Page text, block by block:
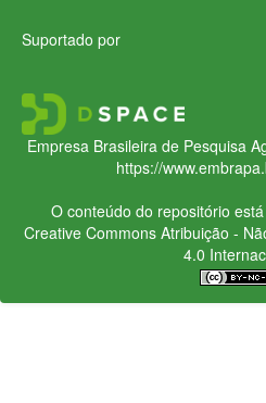
Suportado por
Empresa Brasileira de Pesquisa
https://
O conteúdo do repositório
Creative CommonsAtribuição -
4.0